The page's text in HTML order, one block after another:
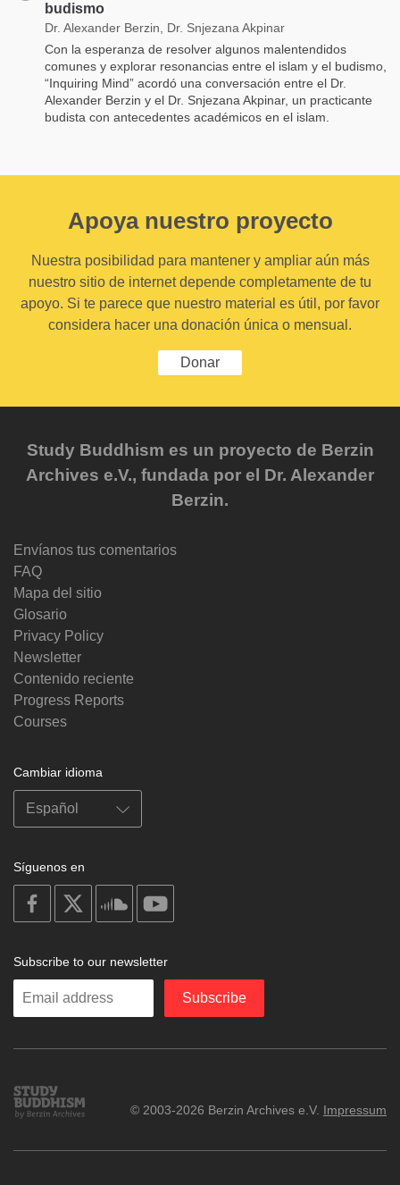
budismo
Dr. Alexander Berzin, Dr. Snjezana Akpinar
Con la esperanza de resolver algunos malentendidos
comunes y explorar resonancias entre el islam y el budismo,
“Inquiring Mind” acordó una conversación entre el Dr.
Alexander Berzin y el Dr. Snjezana Akpinar, un practicante
budista con antecedentes académicos en el islam.
Apoya nuestro proyecto
Nuestra posibilidad para mantener y ampliar aún más
nuestro sitio de internet depende completamente de tu
apoyo. Si te parece que nuestro material es útil, por favor
considera hacer una donación única o mensual.
Donar
Study Buddhism es un proyecto de Berzin
Archives e.V., fundada por el Dr. Alexander
Berzin.
Envíanos tus comentarios
FAQ
Mapa del sitio
Glosario
Privacy Policy
Newsletter
Contenido reciente
Progress Reports
Courses
Cambiar idioma
Síguenos en
on
facebook
soundcloud
Subscribe to our newsletter
Enter
Subscribe
Study
Buddhism
© 2003-2026 Berzin Archives e.V. Impressum